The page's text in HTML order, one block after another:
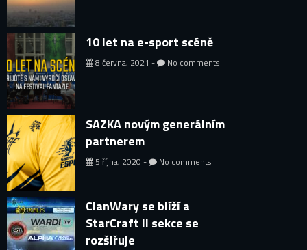
10 let na e-sport scéně
8 června, 2021 - No comments
SAZKA novým generálním
partnerem
5 října, 2020 - No comments
ClanWary se blíží a
StarCraft II sekce se
rozšiřuje